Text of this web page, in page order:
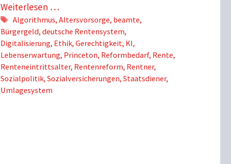
Weiterlesen …
Schlagwörter
Algorithmus,Altersvorsorge, beamte,
Bürgergeld, deutsche Rentensystem,
Digitalisierung, Ethik, Gerechtigkeit, KI,
Lebenserwartung, Princeton, Reformbedarf, Rente,
Renteneintrittsalter, Rentenreform, Rentner,
Sozialpolitik, Sozialversicherungen, Staatsdiener,
Umlagesystem